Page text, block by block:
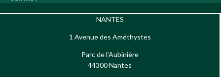
NANTES
1 Avenue des Améthystes
Parc de l’Aubinière
44300 Nantes